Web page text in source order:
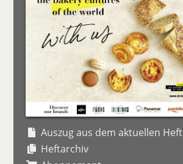
Auszug aus dem aktuellen Heft
Heftarchiv